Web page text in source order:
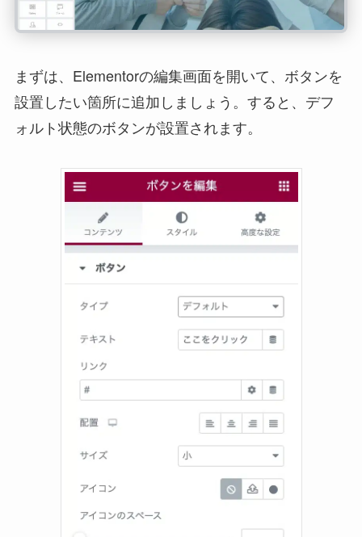
まずは、Elementorの編集画面を開いて、ボタンを
設置したい箇所に追加しましょう。すると、デフ
ォルト状態のボタンが設置されます。